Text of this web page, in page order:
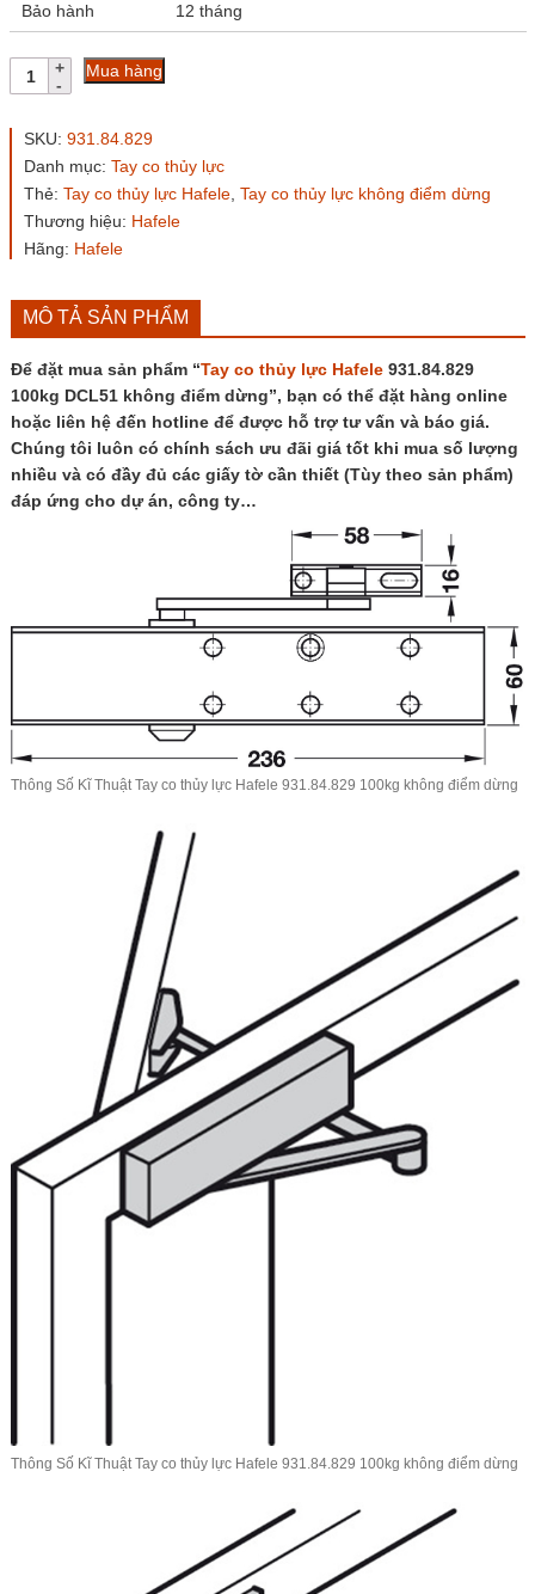
Bảo hành 12 tháng
Tay
co
lực
931.84.829
100kg
DCL51
không
điểm
số
lượng
Mua hàng
SKU: 931.84.829
Danh mục: Tay co thủy lực
Thẻ: Tay co thủy lực Hafele, Tay co thủy lực không điểm dừng
Thương hiệu: Hafele
Hãng: Hafele
MÔ TẢ SẢN PHẨM
Để đặt mua sản phẩm “Tay co thủy lực Hafele931.84.829
100kg DCL51 không điểm dừng”, bạn có thể đặt hàng online
hoặc liên hệ đến hotline để được hỗ trợ tư vấn và báo giá.
Chúng tôi luôn có chính sách ưu đãi giá tốt khi mua số lượng
nhiều và có đầy đủ các giấy tờ cần thiết (Tùy theo sản phẩm)
đáp ứng cho dự án, công ty…
Thông Số Kĩ ThuậtTay co thủy lực Hafele 931.84.829 100kg không điểm dừng
Thông Số Kĩ Thuật Tay co thủy lực Hafele 931.84.829 100kg không điểm dừng